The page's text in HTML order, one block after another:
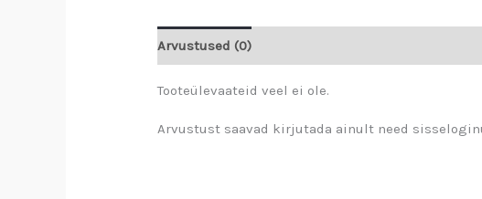
Arvustused (0)
Tooteülevaateid veel ei ole.
Arvustust saavad kirjutada ainult need